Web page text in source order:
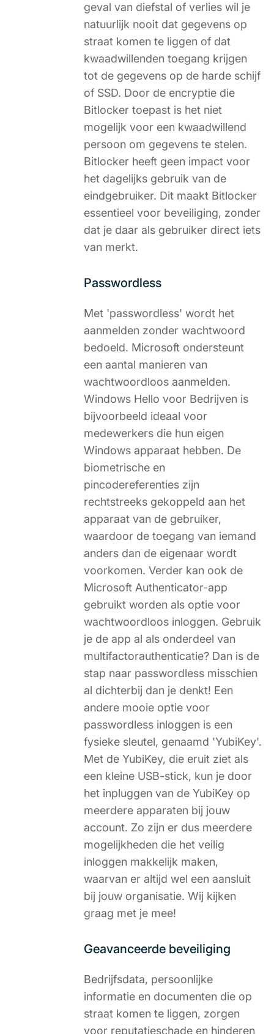
geval van diefstal of verlies wil je
natuurlijk nooit dat gegevens op
straat komen te liggen of dat
kwaadwillenden toegang krijgen
tot de gegevens op de harde schijf
of SSD. Door de encryptie die
Bitlocker toepast is het niet
mogelijk voor een kwaadwillend
persoon om gegevens te stelen.
Bitlocker heeft geen impact voor
het dagelijks gebruik van de
eindgebruiker. Dit maakt Bitlocker
essentieel voor beveiliging, zonder
dat je daar als gebruiker direct iets
van merkt.
Passwordless
Met 'passwordless' wordt het
aanmelden zonder wachtwoord
bedoeld. Microsoft ondersteunt
een aantal manieren van
wachtwoordloos aanmelden.
Windows Hello voor Bedrijven is
bijvoorbeeld ideaal voor
medewerkers die hun eigen
Windows apparaat hebben. De
biometrische en
pincodereferenties zijn
rechtstreeks gekoppeld aan het
apparaat van de gebruiker,
waardoor de toegang van iemand
anders dan de eigenaar wordt
voorkomen. Verder kan ook de
Microsoft Authenticator-app
gebruikt worden als optie voor
wachtwoordloos inloggen. Gebruik
je de app al als onderdeel van
multifactorauthenticatie? Dan is de
stap naar passwordless misschien
al dichterbij dan je denkt! Een
andere mooie optie voor
passwordless inloggen is een
fysieke sleutel, genaamd 'YubiKey'.
Met de YubiKey, die eruit ziet als
een kleine USB-stick, kun je door
het inpluggen van de YubiKey op
meerdere apparaten bij jouw
account. Zo zijn er dus meerdere
mogelijkheden die het veilig
inloggen makkelijk maken,
waarvan er altijd wel een aansluit
bij jouw organisatie. Wij kijken
graag met je mee!
Geavanceerde beveiliging
Bedrijfsdata, persoonlijke
informatie en documenten die op
straat komen te liggen, zorgen
voor reputatieschade en hinderen